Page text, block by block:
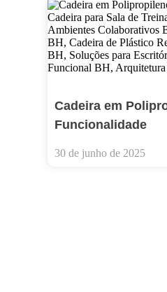
Cadeira em
Funcionalidade
30 de junho de 2025